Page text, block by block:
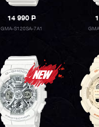
14 990P
GMA-S120SA-7A1